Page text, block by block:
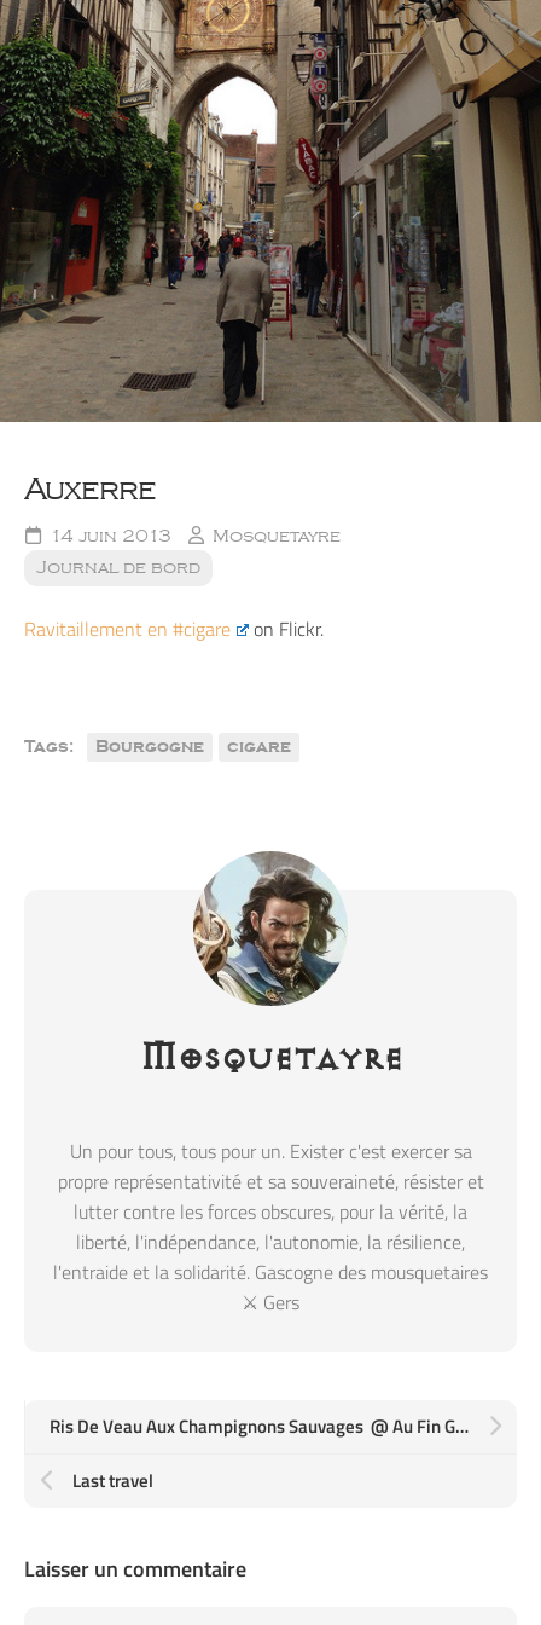
Auxerre
14 juin 2013
Mosquetayre
Journal de bord
Ravitaillement en #cigare on Flickr.
Tags: Bourgogne cigare
Mosquetayre
Un pour tous, tous pour un. Exister c'est exercer sa
propre représentativité et sa souveraineté, résister et
lutter contre les forces obscures, pour la vérité, la
liberté, l'indépendance, l'autonomie, la résilience,
l'entraide et la solidarité. Gascogne des mousquetaires
⚔️ Gers
Ris De Veau Aux Champignons Sauvages @ Au Fin Gourmet, Dax, Landes en Gascogne
Last travel
Laisser un commentaire